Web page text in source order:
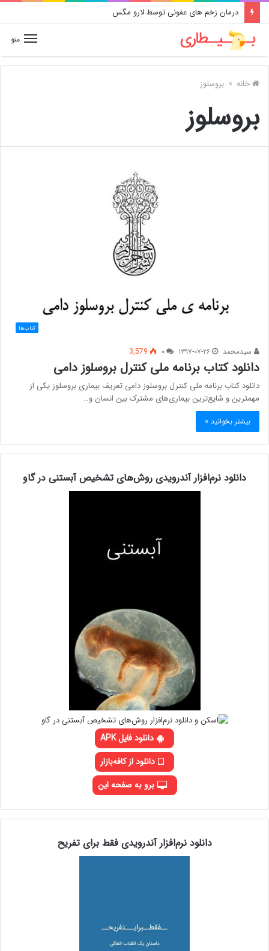
درمان زخم های عفونی توسط لارو مگس
منو
خانه > بروسلوز
بروسلوز
کتاب‌ها
سیدمحمد ۱۳۹۷-۰۷-۲۶ ۰ 3,579
دانلود کتاب برنامه ملی کنترل بروسلوز دامی
دانلود کتاب برنامه ملی کنترل بروسلوز دامی تعریف بیماری بروسلوز یکی از
مهمترین و شایع‌ترین بیماری‌های مشترک بین انسان و…
بیشتر بخوانید »
دانلود نرم‌افزار آندرویدی روش‌های تشخیص آبستنی در گاو
دانلود فایل APK
دانلود از کافه‌بازار
برو به صفحه این
دانلود نرم‌افزار آندرویدی فقط برای تفریح